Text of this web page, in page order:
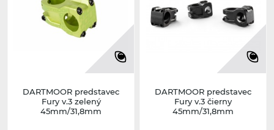
DARTMOOR predstavec
Fury v.3 zelený
45mm/31,8mm
DARTMOOR predstavec
Fury v.3 čierny
45mm/31,8mm